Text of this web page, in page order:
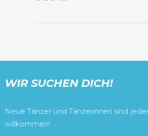
WIR SUCHEN DICH!
Neue Tänzer und Tänzerinnen sind
willkommen!